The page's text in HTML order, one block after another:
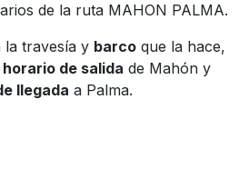
de la ruta MAHON PALMA.
travesía y barcoque la hace,
horario de salida de Mahón y
llegada a Palma.